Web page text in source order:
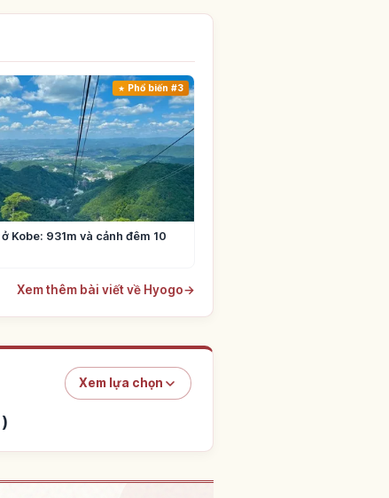
Phổ biến #3
Kobe: 931m và cảnh đêm 10
Xem thêm bài viết về Hyogo→
Xem lựa chọn